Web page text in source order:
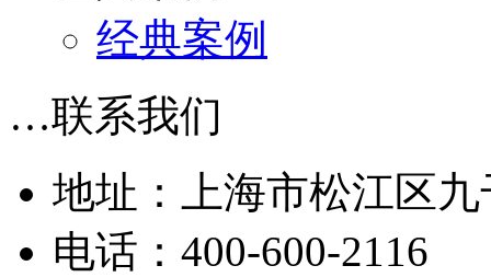
经典案例
…联系我们
地址：上海市松江区
电话：400-600-2116